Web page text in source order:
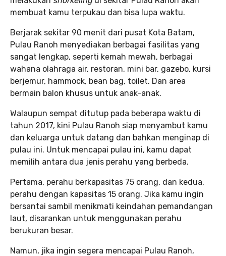
membuat kamu terpukau dan bisa lupa waktu.
Berjarak sekitar 90 menit dari pusat Kota Batam,
Pulau Ranoh menyediakan berbagai fasilitas yang
sangat lengkap, seperti kemah mewah, berbagai
wahana olahraga air, restoran, mini bar, gazebo, kursi
berjemur, hammock, bean bag, toilet. Dan area
bermain balon khusus untuk anak-anak.
Walaupun sempat ditutup pada beberapa waktu di
tahun 2017, kini Pulau Ranoh siap menyambut kamu
dan keluarga untuk datang dan bahkan menginap di
pulau ini. Untuk mencapai pulau ini, kamu dapat
memilih antara dua jenis perahu yang berbeda.
Pertama, perahu berkapasitas 75 orang, dan kedua,
perahu dengan kapasitas 15 orang. Jika kamu ingin
bersantai sambil menikmati keindahan pemandangan
laut, disarankan untuk menggunakan perahu
berukuran besar.
Namun, jika ingin segera mencapai Pulau Ranoh,